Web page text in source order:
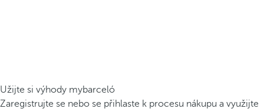
Užijte si výhody mybarceló
Zaregistrujte se nebo se přihlaste k procesu nákupu a využijte